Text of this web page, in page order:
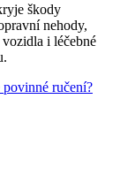
škody
nehody,
i léčebné
ručení?